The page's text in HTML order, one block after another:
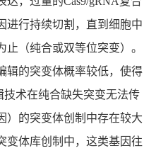
进行持续切割，直到细胞中
（纯合或双等位突变）。
辑的突变体概率较低，使得
技术在纯合缺失突变无法传
）的突变体创制中存在较大
变体库创制中，这类基因往